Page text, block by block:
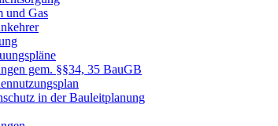
und Gas
gem. §§34, 35 BauGB
in der Bauleitplanung